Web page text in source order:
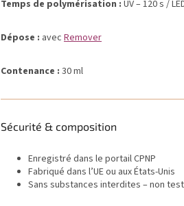
Temps de polymérisation : UV – 120 s /
Dépose : avec Remover
Contenance : 30 ml
Sécurité & composition
Enregistré dans le portail CPNP
Fabriqué dans l’UE ou aux États-Unis
Sans substances interdites – non